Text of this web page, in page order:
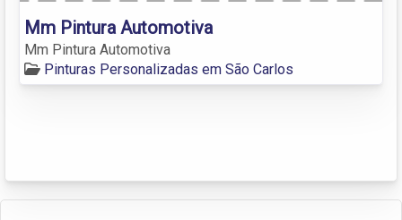
Mm Pintura Automotiva
Mm Pintura Automotiva
Pinturas Personalizadas em São Carlos